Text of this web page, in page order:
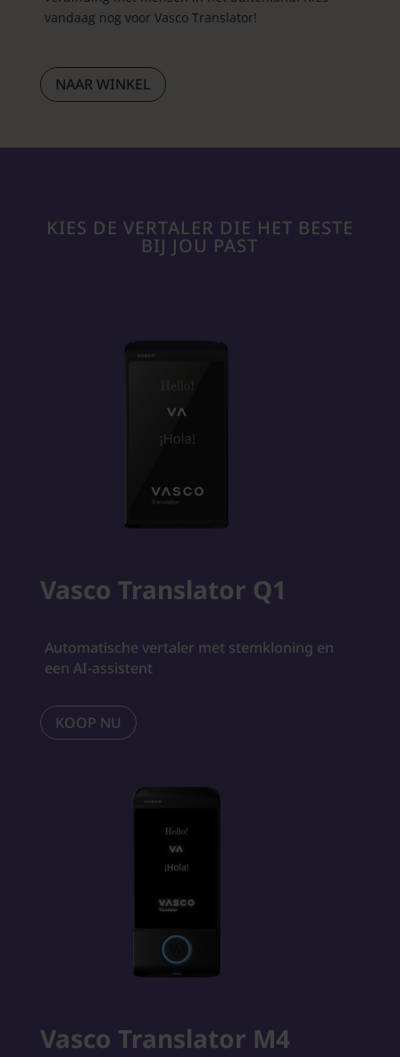
vandaag nog voor Vasco Translator!
NAAR WINKEL
KIES DE VERTALER DIE HET BESTE
BIJ JOU PAST
Vasco Translator Q1
Automatische vertaler met stemkloning en
een AI-assistent
KOOP NU
Vasco Translator M4